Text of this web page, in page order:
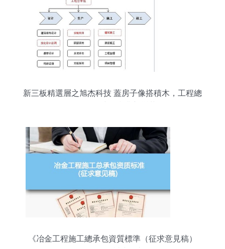
新三板精選層之旭杰科技 蓋房子像搭積木，工程總
《冶金工程施工總承包資質標準（征求意見稿）